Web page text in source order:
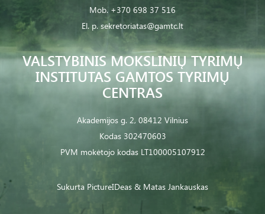
VALSTYBINIS MOKSLINIŲ TYRIMŲ
INSTITUTAS GAMTOS TYRIMŲ
CENTRAS
Akademijos g. 2, 08412 Vilnius
Kodas 302470603
PVM mokėtojo kodas LT100005107912
Mob. +370 698 37 516
El. p. sekretoriatas@gamtc.lt
Sukurta PictureIDeas & Matas Jankauskas